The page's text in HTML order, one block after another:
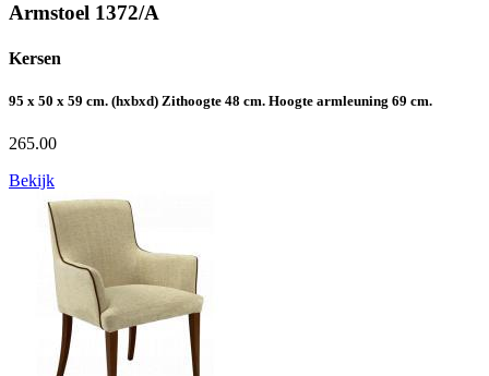
Armstoel 1372/A
Kersen
95 x 50 x 59 cm. (hxbxd) Zithoogte 48 cm. Hoogte armleuning 69 cm.
265.00
Bekijk